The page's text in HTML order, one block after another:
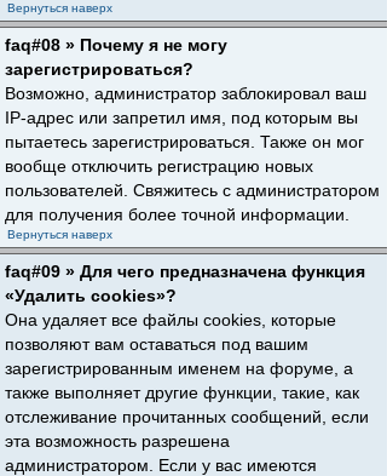
Вернуться наверх
faq#08 » Почему я не могу
зарегистрироваться?
Возможно, администратор заблокировал ваш
IP-адрес или запретил имя, под которым вы
пытаетесь зарегистрироваться. Также он мог
вообще отключить регистрацию новых
пользователей. Свяжитесь с администратором
для получения более точной информации.
Вернуться наверх
faq#09 » Для чего предназначена функция
«Удалить cookies»?
Она удаляет все файлы cookies, которые
позволяют вам оставаться под вашим
зарегистрированным именем на форуме, а
также выполняет другие функции, такие, как
отслеживание прочитанных сообщений, если
эта возможность разрешена
администратором. Если у вас имеются